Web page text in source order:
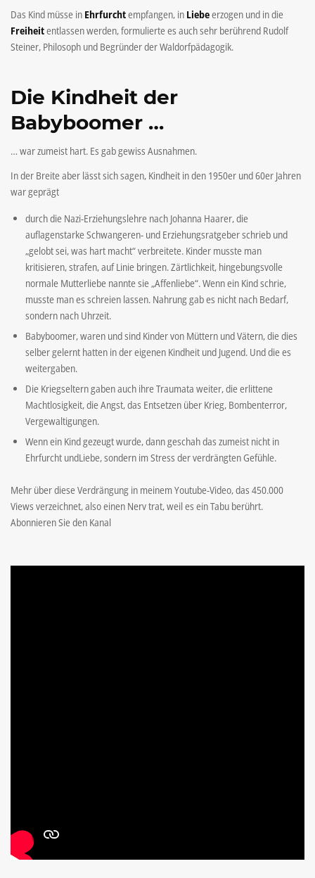
Das Kind müsse in Ehrfurchtempfangen, in Liebeerzogen und in die
Freiheitentlassen werden, formulierte es auch sehr berührend Rudolf
Steiner, Philosoph und Begründer der Waldorfpädagogik.
Die Kindheit der
Babyboomer …
… war zumeist hart. Es gab gewiss Ausnahmen.
In der Breite aber lässt sich sagen, Kindheit in den 1950er und 60er Jahren
war geprägt
durch die Nazi-Erziehungslehre nach Johanna Haarer, die
auflagenstarke Schwangeren- und Erziehungsratgeber schrieb und
„gelobt sei, was hart macht“ verbreitete. Kinder musste man
kritisieren, strafen, auf Linie bringen. Zärtlichkeit, hingebungsvolle
normale Mutterliebe nannte sie „Affenliebe“. Wenn ein Kind schrie,
musste man es schreien lassen. Nahrung gab es nicht nach Bedarf,
sondern nach Uhrzeit.
Babyboomer, waren und sind Kinder von Müttern und Vätern, die dies
selber gelernt hatten in der eigenen Kindheit und Jugend. Und die es
weitergaben.
Die Kriegseltern gaben auch ihre Traumata weiter, die erlittene
Machtlosigkeit, die Angst, das Entsetzen über Krieg, Bombenterror,
Vergewaltigungen.
Wenn ein Kind gezeugt wurde, dann geschah das zumeist nicht in
Ehrfurcht undLiebe, sondern im Stress der verdrängten Gefühle.
Mehr über diese Verdrängung in meinem Youtube-Video, das 450.000
Views verzeichnet, also einen Nerv trat, weil es ein Tabu berührt.
Abonnieren Sie den Kanal